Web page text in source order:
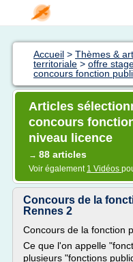
Accueil > Thèmes &
territoriale > offre
concours fonction
Articles
concours
niveau licence
→ 88 articles
Voir également 1 Vidéos
Concours de la
Rennes 2
Concours de la fonction
Ce que l'on appelle
plusieurs "fonctions